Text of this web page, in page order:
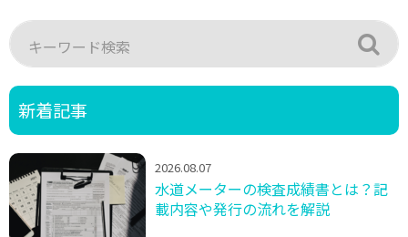
新着記事
2026.08.07
水道メーターの検査成績書とは？記
載内容や発行の流れを解説